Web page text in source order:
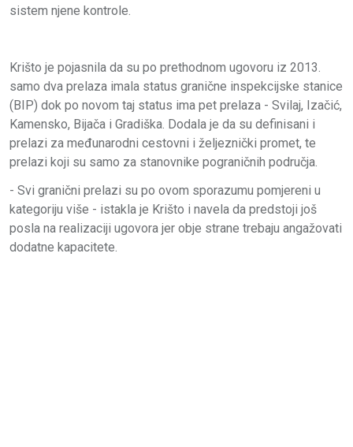
sistem njene kontrole.
Krišto je pojasnila da su po prethodnom ugovoru iz 2013.
samo dva prelaza imala status granične inspekcijske stanice
(BIP) dok po novom taj status ima pet prelaza - Svilaj, Izačić,
Kamensko, Bijača i Gradiška. Dodala je da su definisani i
prelazi za međunarodni cestovni i željeznički promet, te
prelazi koji su samo za stanovnike pograničnih područja.
- Svi granični prelazi su po ovom sporazumu pomjereni u
kategoriju više - istakla je Krišto i navela da predstoji još
posla na realizaciji ugovora jer obje strane trebaju angažovati
dodatne kapacitete.